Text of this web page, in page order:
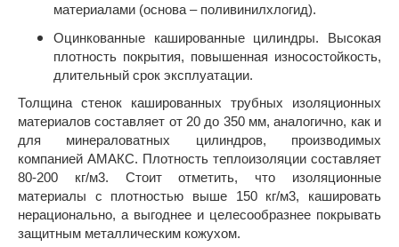
материалами (основа – поливинилхлогид).
Оцинкованные кашированные цилиндры. Высокая
плотность покрытия, повышенная износостойкость,
длительный срок эксплуатации.
Толщина стенок кашированных трубных изоляционных
материалов составляет от 20 до 350 мм, аналогично, как и
для минераловатных цилиндров, производимых
компанией АМАКС. Плотность теплоизоляции составляет
80-200 кг/м3. Стоит отметить, что изоляционные
материалы с плотностью выше 150 кг/м3, кашировать
нерационально, а выгоднее и целесообразнее покрывать
защитным металлическим кожухом.